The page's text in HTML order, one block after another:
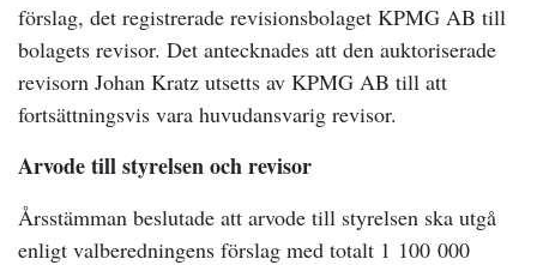
förslag, det registrerade revisionsbolaget KPMG AB till
bolagets revisor. Det antecknades att den auktoriserade
revisorn Johan Kratz utsetts av KPMG AB till att
fortsättningsvis vara huvudansvarig revisor.
Arvode till styrelsen och revisor
Årsstämman beslutade att arvode till styrelsen ska utgå
enligt valberedningens förslag med totalt 1 100 000